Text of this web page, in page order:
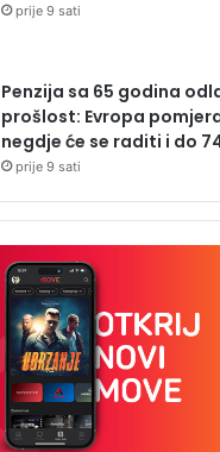
prije 9 sati
Penzija sa 65 godina
prošlost: Evropa
negdje će se raditi i do
prije 9 sati